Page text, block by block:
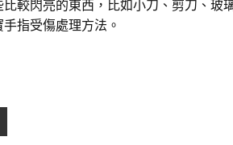
較閃亮的東西，比如小刀、剪刀、玻
指受傷處理方法。